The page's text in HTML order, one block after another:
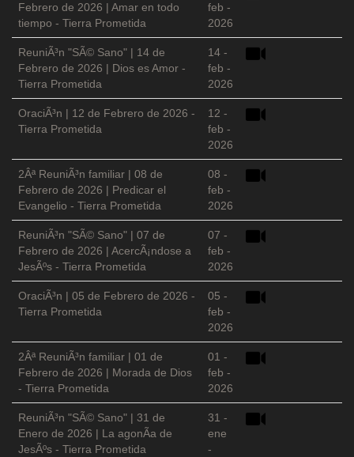
Febrero de 2026 | Amar en todo
tiempo - Tierra Prometida
feb -
2026
ReuniÃ³n "SÃ© Sano" | 14 de
Febrero de 2026 | Dios es Amor -
Tierra Prometida
14 -
feb -
2026
OraciÃ³n | 12 de Febrero de 2026 -
Tierra Prometida
12 -
feb -
2026
2Âª ReuniÃ³n familiar | 08 de
Febrero de 2026 | Predicar el
Evangelio - Tierra Prometida
08 -
feb -
2026
ReuniÃ³n "SÃ© Sano" | 07 de
Febrero de 2026 | AcercÃ¡ndose a
JesÃºs - Tierra Prometida
07 -
feb -
2026
OraciÃ³n | 05 de Febrero de 2026 -
Tierra Prometida
05 -
feb -
2026
2Âª ReuniÃ³n familiar | 01 de
Febrero de 2026 | Morada de Dios
- Tierra Prometida
01 -
feb -
2026
ReuniÃ³n "SÃ© Sano" | 31 de
Enero de 2026 | La agonÃ­a de
JesÃºs - Tierra Prometida
31 -
ene
-